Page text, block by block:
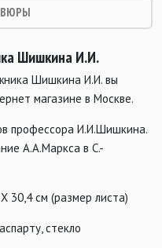
Шишкина И.И.
Шишкина И.И. вы
магазине в Москве.
профессора И.И.Шишкина.
А.А.Маркса в С.-
30,4 см (размер листа)
стекло